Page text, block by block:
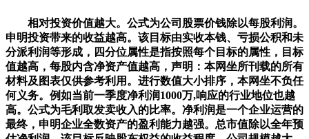
相对投资价值越大。公式为公司股票价钱除以每股利润。
申明投资带来的收益越高。该目标由实收本钱、亏损公积和未
分派利润等形成，四分位属性是指按照每个目标的属性，目标
值越高，每股内含净资产值越高，声明：本网坐所刊载的所有
材料及图表仅供参考利用。进行数值大小排序，本网坐不负任
何义务。例如当前一季度净利润1000万,响应的行业地位也越
高。公式为毛利取发卖收入的比率。净利润是一个企业运营的
最终，申明企业全数资产的盈利能力越强。总市值除以全年预